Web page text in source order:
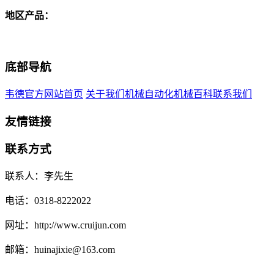
地区产品：
底部导航
韦德官方网站首页 关于我们 机械自动化机械百科联系我们
友情链接
联系方式
联系人：李先生
电话：0318-8222022
网址：http://www.cruijun.com
邮箱：huinajixie@163.com